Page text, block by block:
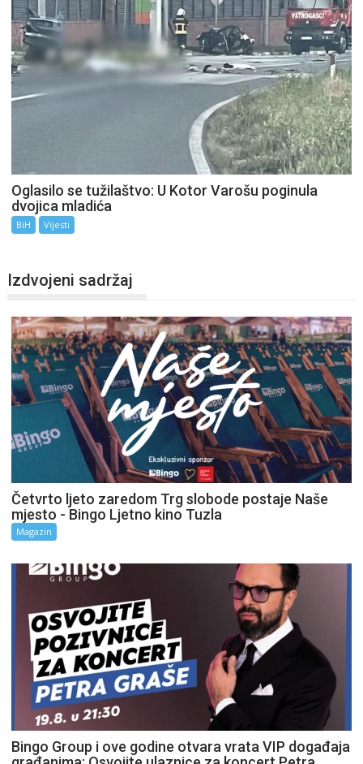
Oglasilo se tužilaštvo: U Kotor Varošu poginula
dvojica mladića
BiH Vijesti
Izdvojeni sadržaj
Četvrto ljeto zaredom Trg slobode postaje Naše
mjesto - Bingo Ljetno kino Tuzla
Magazin
Bingo Group i ove godine otvara vrata VIP događaja